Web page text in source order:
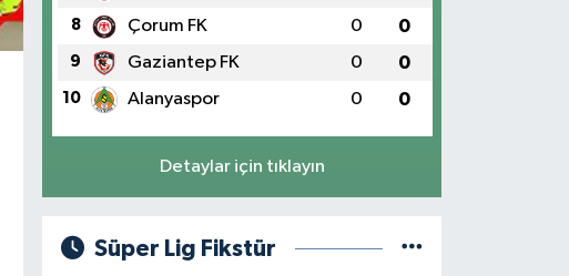
8 Çorum FK 0 0
9 Gaziantep FK 0 0
10 Alanyaspor 0 0
Detaylar için tıklayın
Süper Lig Fikstür